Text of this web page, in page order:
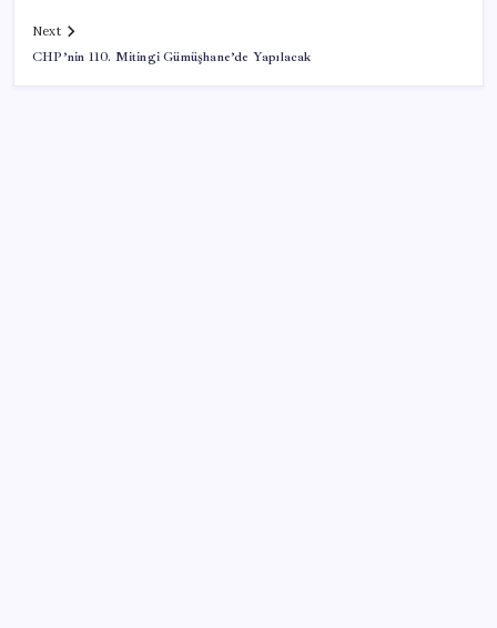
Next
CHP’nin 110. Mitingi Gümüşhane’de Yapılacak